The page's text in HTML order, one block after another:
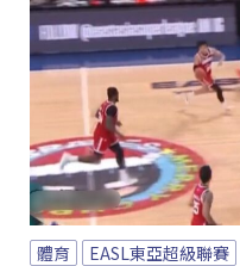
體育 EASL東亞超級聯賽